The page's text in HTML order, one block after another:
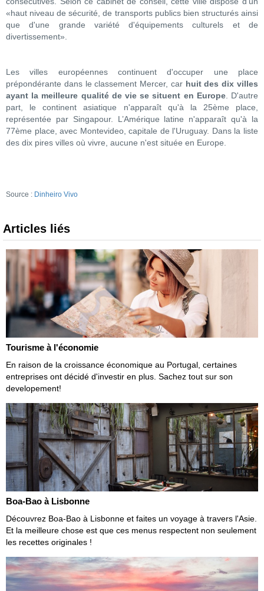
«haut niveau de sécurité, de transports publics bien structurés ainsi
que d'une grande variété d'équipements culturels et de
divertissement».
Les villes européennes continuent d'occuper une place
prépondérante dans le classement Mercer, car huit des dix villes
ayant la meilleure qualité de vie se situent en Europe. D'autre
part, le continent asiatique n'apparaît qu'à la 25ème place,
représentée par Singapour. L’Amérique latine n'apparaît qu'à la
77ème place, avec Montevideo, capitale de l'Uruguay. Dans la liste
des dix pires villes où vivre, aucune n'est située en Europe.
Source : Dinheiro Vivo
Articles liés
Tourisme à l'économie
En raison de la croissance économique au Portugal, certaines
entreprises ont décidé d'investir en plus. Sachez tout sur son
developement!
Boa-Bao à Lisbonne
Découvrez Boa-Bao à Lisbonne et faites un voyage à travers l'Asie.
Et la meilleure chose est que ces menus respectent non seulement
les recettes originales !